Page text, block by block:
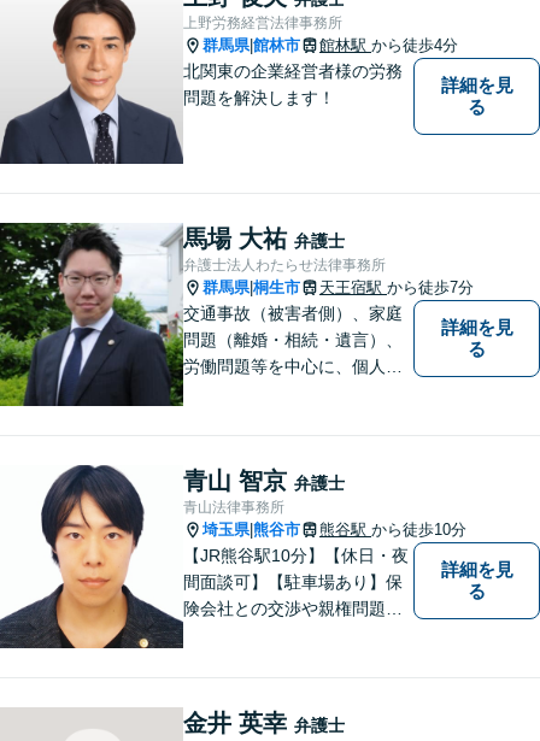
す。
上野労務経営法律事務所
群馬県|館林市 館林駅 から徒歩4分
北関東の企業経営者様の労務
問題を解決します！
詳細を見
る
馬場 大祐 弁護士
弁護士法人わたらせ法律事務所
群馬県|桐生市 天王宿駅 から徒歩7分
交通事故（被害者側）、家庭
問題（離婚・相続・遺言）、
労働問題等を中心に、個人・
もご満足いただける質の高い
サービスを日々心がけていま
す。
詳細を見
る
青山 智京 弁護士
青山法律事務所
埼玉県|熊谷市 熊谷駅 から徒歩10分
【JR熊谷駅10分】【休日・夜
間面談可】【駐車場あり】保
険会社との交渉や親権問題、
が高い」と感じる方も、まず
詳細を見
る
金井 英幸 弁護士